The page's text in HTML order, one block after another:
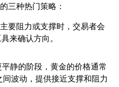
三种热门策略：
要阻力或支撑时，交易者会
来确认方向。
静的阶段，黄金的价格通常
波动，提供接近支撑和阻力